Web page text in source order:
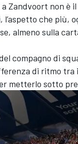
Zandvoort non è
che più,
almeno sulla
compagno di
di ritmo tra
metterlo sotto